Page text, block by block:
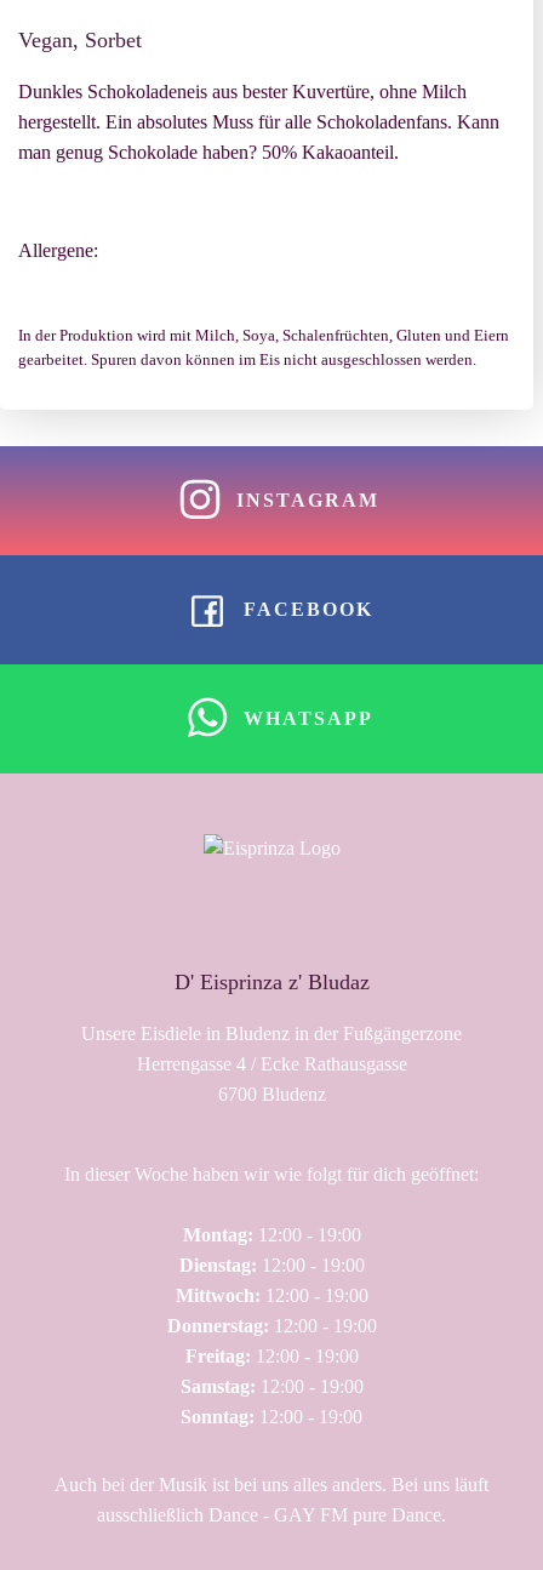
Vegan, Sorbet
Dunkles Schokoladeneis aus bester Kuvertüre, ohne Milch
hergestellt. Ein absolutes Muss für alle Schokoladenfans. Kann
man genug Schokolade haben? 50% Kakaoanteil.
Allergene:
In der Produktion wird mit Milch, Soya, Schalenfrüchten, Gluten und Eiern
gearbeitet. Spuren davon können im Eis nicht ausgeschlossen werden.
INSTAGRAM
FACEBOOK
WHATSAPP
D' Eisprinza z' Bludaz
Unsere Eisdiele in Bludenz in der Fußgängerzone
Herrengasse 4 / Ecke Rathausgasse
6700 Bludenz
In dieser Woche haben wir wie folgt für dich geöffnet:
Montag: 12:00 - 19:00
Dienstag: 12:00 - 19:00
Mittwoch: 12:00 - 19:00
Donnerstag: 12:00 - 19:00
Freitag: 12:00 - 19:00
Samstag: 12:00 - 19:00
Sonntag: 12:00 - 19:00
Auch bei der Musik ist bei uns alles anders. Bei uns läuft
ausschließlich Dance - GAY FM pure Dance.